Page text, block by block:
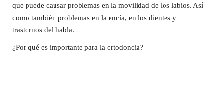
que puede causar problemas en la movilidad de los labios. Así
como también problemas en la encía, en los dientes y
trastornos del habla.
¿Por qué es importante para la ortodoncia?